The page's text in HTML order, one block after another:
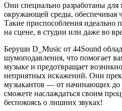
Они специально разработаны
окружающей среды, обеспечивая
Такие приспособления идеально
на сцене, в студии или даже во
Беруши D_Music от 44Sound
шумоподавления, что помогает
музыке и предотвращает
неприятных искажений. Они
музыкантов — от начинающих до
сможете наслаждаться своим
беспокоясь о лишних звуках!